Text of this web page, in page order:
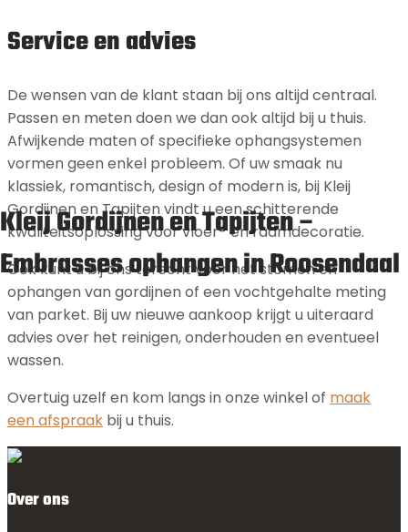
Kleij Gordijnen en Tapijten –
Embrasses ophangen in Roosendaal
Service en advies
De wensen van de klant staan bij ons altijd centraal.
Passen en meten doen we dan ook altijd bij u thuis.
Afwijkende maten of specifieke ophangsystemen
vormen geen enkel probleem. Of uw smaak nu
klassiek, romantisch, design of modern is, bij Kleij
Gordijnen en Tapijten vindt u een schitterende
kwaliteitsoplossing voor vloer- en raamdecoratie.
Ook kunt u bij ons terecht voor het stomen en
ophangen van gordijnen of een vochtgehalte meting
van parket. Bij uw nieuwe aankoop krijgt u uiteraard
advies over het reinigen, onderhouden en eventueel
wassen.
Overtuig uzelf en kom langs in onze winkel of maak
een afspraak bij u thuis.
Over ons